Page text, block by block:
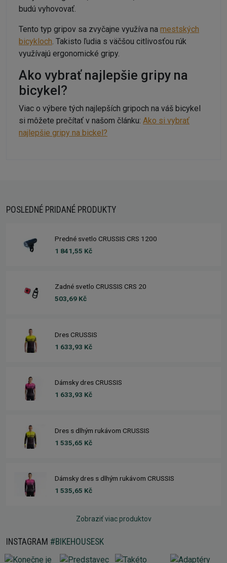
budú vyhovovať.
Tento typ gripov sa zvyčajne využíva na mestských
bicykloch . Takisto ľudia s väčšou citlivosťou rúk
využívajú ergonomické gripy.
Ako vybrať najlepšie gripy na
bicykel?
Viac o výbere tých najlepších gripoch na váš bicykel
si môžete prečítať v našom článku: Ako si vybrať
najlepšie gripy na bickel?
POSLEDNÉ PRIDANÉ PRODUKTY
Predné svetlo CRUSSIS CRS 1200
1 841,55 Kč
Zadné svetlo CRUSSIS CRS 20
503,69 Kč
Dres CRUSSIS
1 633,93 Kč
Dámsky dres CRUSSIS
1 633,93 Kč
Dres s dlhým rukávom CRUSSIS
1 535,65 Kč
Dámsky dres s dlhým rukávom CRUSSIS
1 535,65 Kč
Zobraziť viac produktov
INSTAGRAM #BIKEHOUSESK